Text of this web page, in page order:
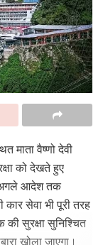
माता वैष्णो देवी
को देखते हुए
अगले आदेश तक
सेवा भी पूरी तरह
सुरक्षा सुनिश्चित
खोला जाएगा।